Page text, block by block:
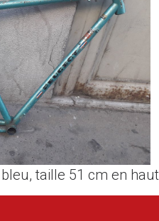
taille 51 cm en